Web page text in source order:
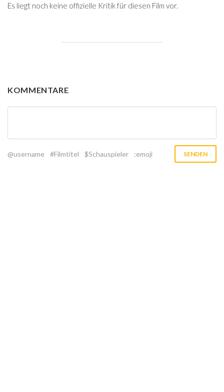
Es liegt noch keine offizielle Kritik für diesen Film vor.
KOMMENTARE
@username #Filmtitel $Schauspieler :emoji